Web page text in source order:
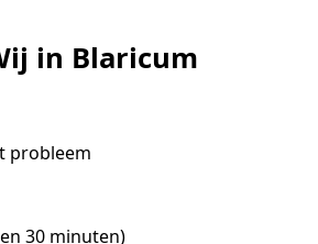
in Blaricum
probleem
30 minuten)